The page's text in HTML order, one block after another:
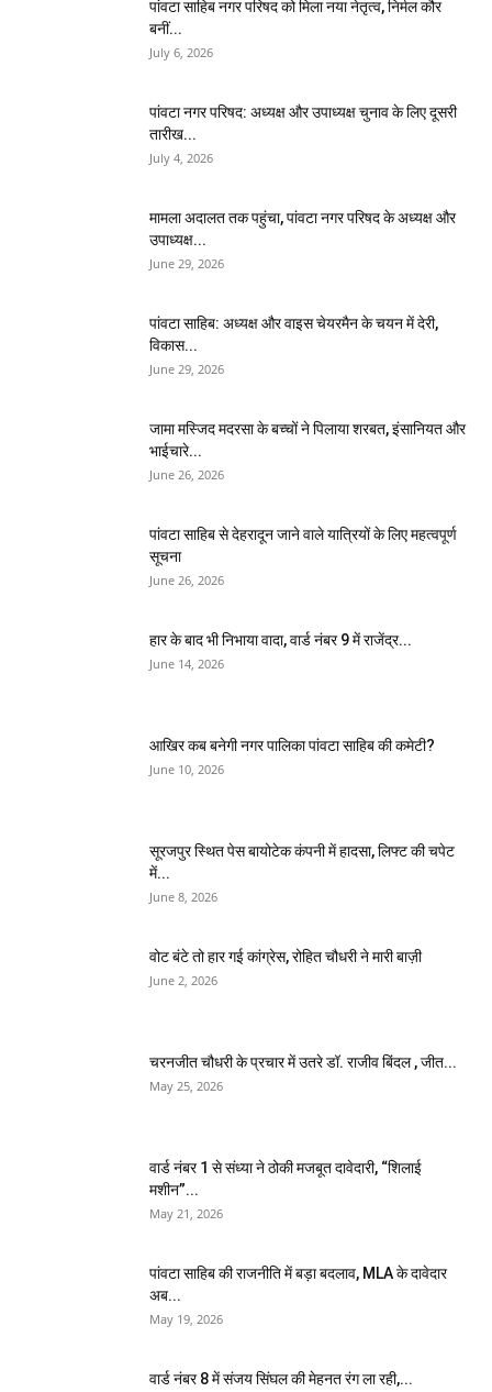
पांवटा साहिब नगर परिषद को मिला नया नेतृत्व, निर्मल कौर
बनीं...
July 6, 2026
पांवटा नगर परिषद: अध्यक्ष और उपाध्यक्ष चुनाव के लिए दूसरी
तारीख...
July 4, 2026
मामला अदालत तक पहुंचा, पांवटा नगर परिषद के अध्यक्ष और
उपाध्यक्ष...
June 29, 2026
पांवटा साहिब: अध्यक्ष और वाइस चेयरमैन के चयन में देरी,
विकास...
June 29, 2026
जामा मस्जिद मदरसा के बच्चों ने पिलाया शरबत, इंसानियत और
भाईचारे...
June 26, 2026
पांवटा साहिब से देहरादून जाने वाले यात्रियों के लिए महत्वपूर्ण
सूचना
June 26, 2026
हार के बाद भी निभाया वादा, वार्ड नंबर 9 में राजेंद्र...
June 14, 2026
आखिर कब बनेगी नगर पालिका पांवटा साहिब की कमेटी?
June 10, 2026
सूरजपुर स्थित पेस बायोटेक कंपनी में हादसा, लिफ्ट की चपेट
में...
June 8, 2026
वोट बंटे तो हार गई कांग्रेस, रोहित चौधरी ने मारी बाज़ी
June 2, 2026
चरनजीत चौधरी के प्रचार में उतरे डॉ. राजीव बिंदल , जीत...
May 25, 2026
वार्ड नंबर 1 से संध्या ने ठोकी मजबूत दावेदारी, “शिलाई
मशीन”...
May 21, 2026
पांवटा साहिब की राजनीति में बड़ा बदलाव, MLA के दावेदार
अब...
May 19, 2026
वार्ड नंबर 8 में संजय सिंघल की मेहनत रंग ला रही,...